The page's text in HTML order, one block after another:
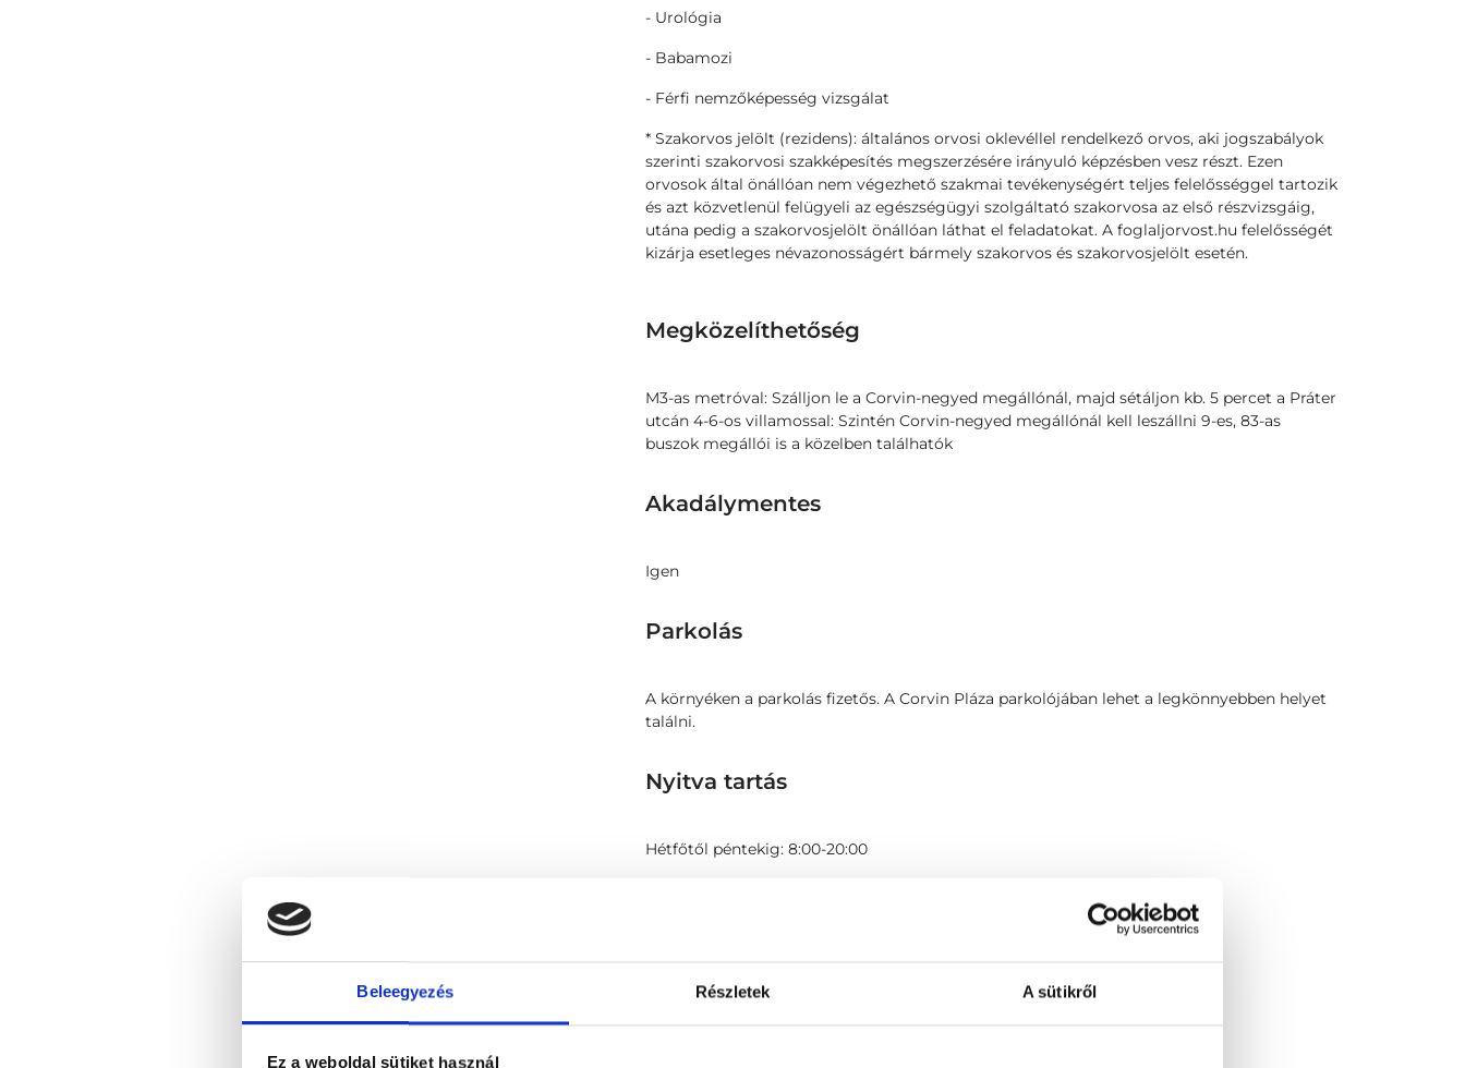
Beleegyezés Részletek A sütikről
Ez a weboldal sütiket használ
- Urológia
- Babamozi
- Férfi nemzőképesség vizsgálat
* Szakorvos jelölt (rezidens): általános orvosi oklevéllel rendelkező orvos, aki jogszabályok
szerinti szakorvosi szakképesítés megszerzésére irányuló képzésben vesz részt. Ezen
orvosok által önállóan nem végezhető szakmai tevékenységért teljes felelősséggel tartozik
és azt közvetlenül felügyeli az egészségügyi szolgáltató szakorvosa az első részvizsgáig,
utána pedig a szakorvosjelölt önállóan láthat el feladatokat. A foglaljorvost.hu felelősségét
kizárja esetleges névazonosságért bármely szakorvos és szakorvosjelölt esetén.
Megközelíthetőség
M3-as metróval: Szálljon le a Corvin-negyed megállónál, majd sétáljon kb. 5 percet a Práter
utcán 4-6-os villamossal: Szintén Corvin-negyed megállónál kell leszállni 9-es, 83-as
buszok megállói is a közelben találhatók
Akadálymentes
Igen
Parkolás
A környéken a parkolás fizetős. A Corvin Pláza parkolójában lehet a legkönnyebben helyet
találni.
Nyitva tartás
Hétfőtől péntekig: 8:00-20:00